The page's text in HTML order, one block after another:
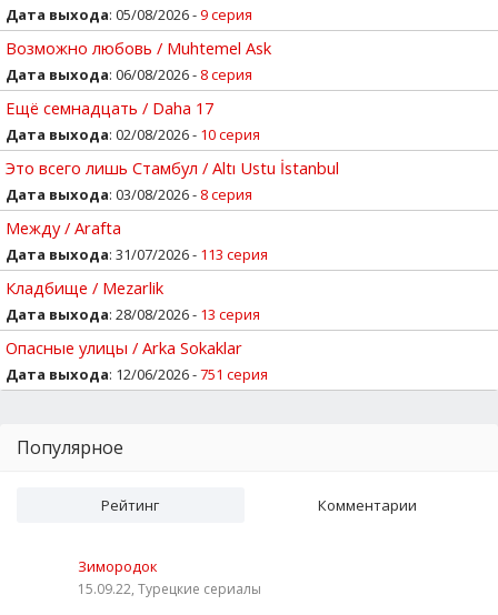
Дата выхода: 05/08/2026 -9 серия
Возможно любовь / Muhtemel Ask
Дата выхода: 06/08/2026 - 8 серия
Ещё семнадцать / Daha 17
Дата выхода: 02/08/2026 - 10 серия
Это всего лишь Стамбул / Altı Ustu İstanbul
Дата выхода: 03/08/2026 - 8 серия
Между / Arafta
Дата выхода: 31/07/2026 - 113 серия
Кладбище / Mezarlik
Дата выхода: 28/08/2026 - 13 серия
Опасные улицы / Arka Sokaklar
Дата выхода: 12/06/2026 -751 серия
Популярное
Рейтинг Комментарии
Зимородок
15.09.22, Турецкие сериалы